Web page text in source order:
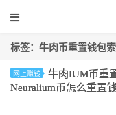
标签：牛肉币重置钱包索
网上赚钱
牛肉IUM币重
Neuralium币怎么重置